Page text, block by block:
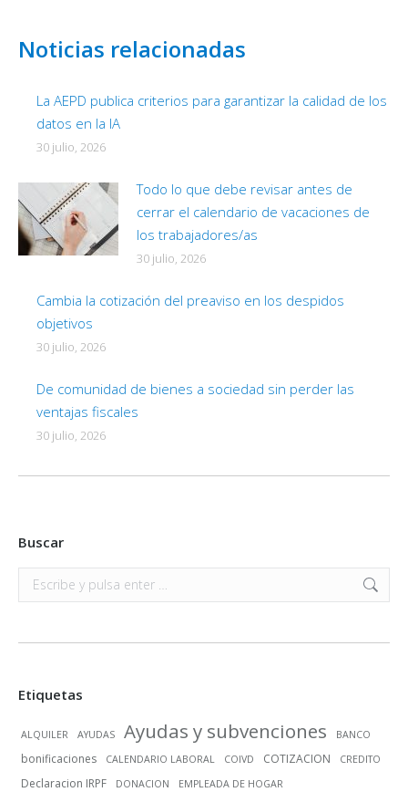
Noticias relacionadas
La AEPD publica criterios para garantizar la calidad de los
datos en la IA
30 julio, 2026
Todo lo que debe revisar antes de
cerrar el calendario de vacaciones de
los trabajadores/as
30 julio, 2026
Cambia la cotización del preaviso en los despidos
objetivos
30 julio, 2026
De comunidad de bienes a sociedad sin perder las
ventajas fiscales
30 julio, 2026
Buscar
Buscar:
Etiquetas
ALQUILER AYUDAS Ayudas y subvenciones BANCO
bonificaciones CALENDARIO LABORAL COIVD COTIZACION CREDITO
Declaracion IRPF DONACION EMPLEADA DE HOGAR